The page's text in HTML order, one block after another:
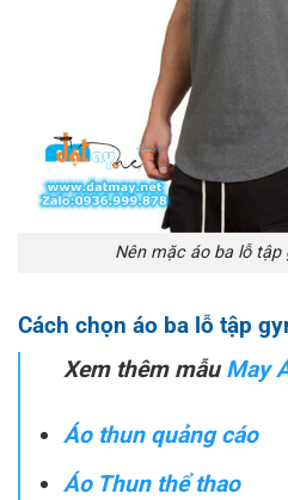
Nên mặc áo ba lỗ tập
Cách chọn áo ba lỗ tập
Xem thêm mẫuMay
Áo thun quảng cáo
Áo Thun thể thao